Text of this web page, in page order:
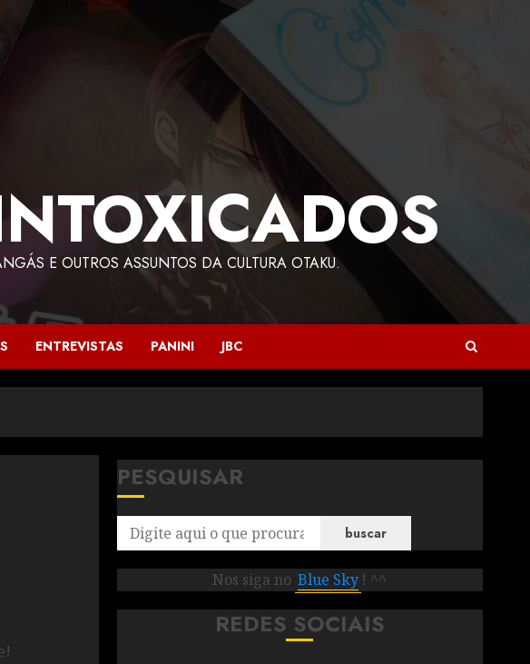
E OUTROS ASSUNTOS DA CULTURA OTAKU.
ENTREVISTAS PANINI JBC
PESQUISAR
buscar
Nos siga no Blue Sky ! ^^
REDES SOCIAIS